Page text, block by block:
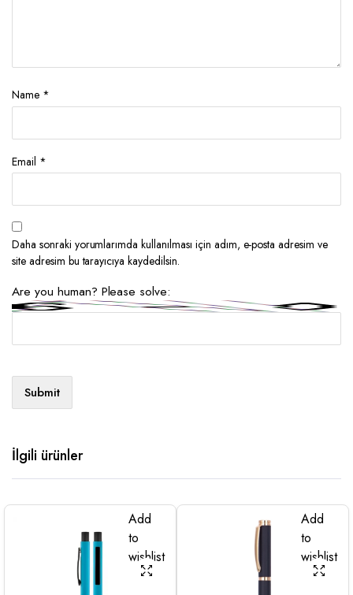
Name *
Email *
Daha sonraki yorumlarımda kullanılması için adım, e-posta adresim ve
site adresim bu tarayıcıya kaydedilsin.
Are you human? Please solve:
İlgili ürünler
Add
to
wishlist
Add
to
wishlist